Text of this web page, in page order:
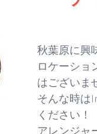
秋葉原に興
ロケーショ
はございま
そんな時は
ください！
アレンジャ